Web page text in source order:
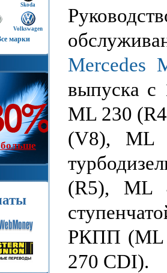
Skoda
Volkswagen
марки
Mercedes
выпуска с
ML 230
(V8), ML
(R5), ML
РКПП (ML
270 CDI).